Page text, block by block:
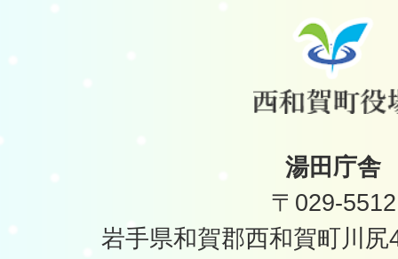
湯田庁舎
〒029-5512
岩手県和賀郡西和賀町川